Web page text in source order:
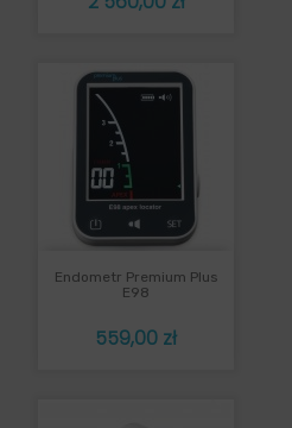
Endometr Premium Plus
E98
Cena
559,00 zł